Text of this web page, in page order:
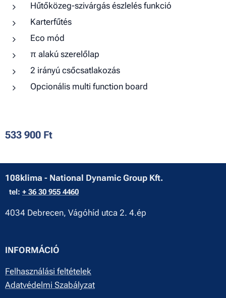
Hűtőközeg-szivárgás észlelés funkció
Karterfűtés
Eco mód
π alakú szerelőlap
2 irányú csőcsatlakozás
Opcionális multi function board
533 900 Ft
108klima - National Dynamic Group Kft.
tel: + 36 30 955 4460
4034 Debrecen, Vágóhíd utca 2. 4.ép
INFORMÁCIÓ
Felhasználási feltételek
Adatvédelmi Szabályzat